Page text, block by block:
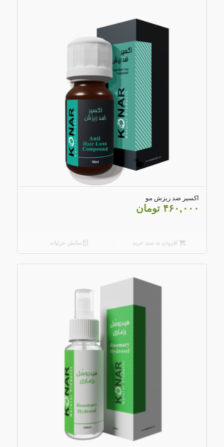
4.00
اکسیر ضد ریزش مو
۴۶۰,۰۰۰ تومان
افزودن به سبد خرید نمایش جزئیات